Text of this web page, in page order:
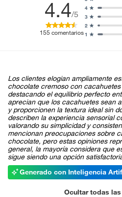
4.4/5
155 comentarios1
2
3
4
Los clientes elogian ampliamente
chocolate cremoso con
destacando el equilibrio perfecto
aprecian que los cacahuetes sean
y proporcionen la textura ideal sin
describen la experiencia sensorial
valorando su simplicidad y
mencionan preocupaciones sobre
chocolate, pero estas opiniones
general, la mayoría considera que
sigue siendo una opción
Generado con Inteligencia
Ocultar todas